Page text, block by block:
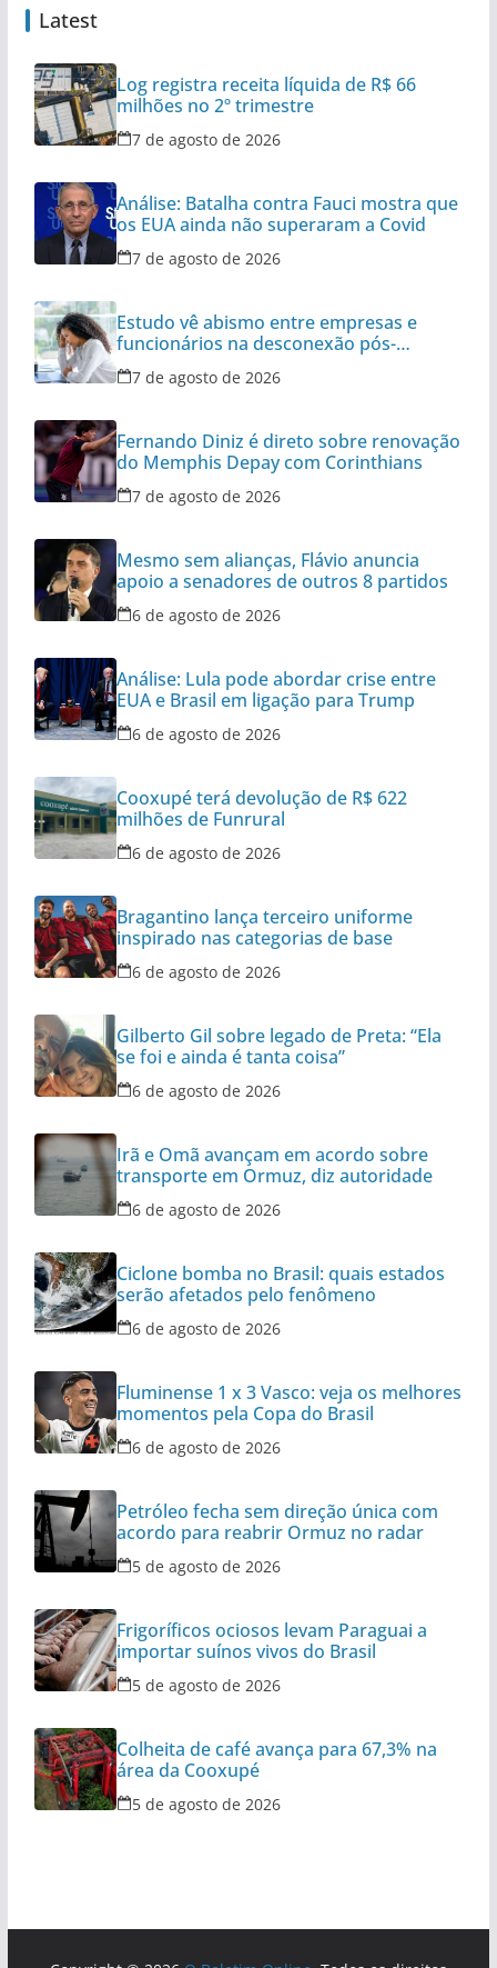
Latest
Log registra receita líquida de R$ 66
milhões no 2º trimestre
7 de agosto de 2026
Análise: Batalha contra Fauci mostra que
os EUA ainda não superaram a Covid
7 de agosto de 2026
Estudo vê abismo entre empresas e
funcionários na desconexão pós-
expediente
7 de agosto de 2026
Fernando Diniz é direto sobre renovação
do Memphis Depay com Corinthians
7 de agosto de 2026
Mesmo sem alianças, Flávio anuncia
apoio a senadores de outros 8 partidos
6 de agosto de 2026
Análise: Lula pode abordar crise entre
EUA e Brasil em ligação para Trump
6 de agosto de 2026
Cooxupé terá devolução de R$ 622
milhões de Funrural
6 de agosto de 2026
Bragantino lança terceiro uniforme
inspirado nas categorias de base
6 de agosto de 2026
Gilberto Gil sobre legado de Preta: “Ela
se foi e ainda é tanta coisa”
6 de agosto de 2026
Irã e Omã avançam em acordo sobre
transporte em Ormuz, diz autoridade
6 de agosto de 2026
Ciclone bomba no Brasil: quais estados
serão afetados pelo fenômeno
6 de agosto de 2026
Fluminense 1 x 3 Vasco: veja os melhores
momentos pela Copa do Brasil
6 de agosto de 2026
Petróleo fecha sem direção única com
acordo para reabrir Ormuz no radar
5 de agosto de 2026
Frigoríficos ociosos levam Paraguai a
importar suínos vivos do Brasil
5 de agosto de 2026
Colheita de café avança para 67,3% na
área da Cooxupé
5 de agosto de 2026